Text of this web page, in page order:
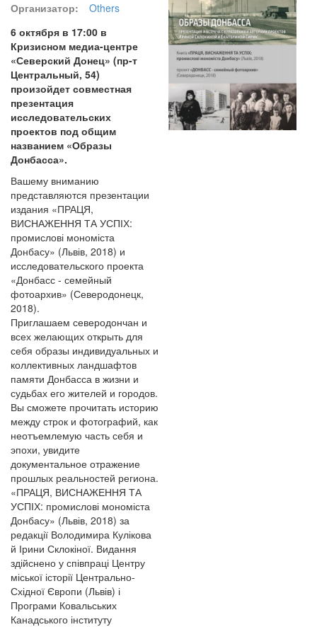
Организатор:
Others
6 октября в 17:00 в
Кризисном медиа-центре
«Северский Донец» (пр-т
Центральный, 54)
произойдет совместная
презентация
исследовательских
проектов под общим
названием «Образы
Донбасса».
Вашему вниманию
представляются презентации
издания «ПРАЦЯ,
ВИСНАЖЕННЯ ТА УСПІХ:
промислові мономіста
Донбасу» (Львів, 2018) и
исследовательского проекта
«Донбасс - семейный
фотоархив» (Северодонецк,
2018).
Приглашаем северодончан и
всех желающих открыть для
себя образы индивидуальных и
коллективных ландшафтов
памяти Донбасса в жизни и
судьбах его жителей и городов.
Вы сможете прочитать историю
между строк и фотографий, как
неотъемлемую часть себя и
эпохи, увидите
документальное отражение
прошлых реальностей региона.
«ПРАЦЯ, ВИСНАЖЕННЯ ТА
УСПІХ: промислові мономіста
Донбасу» (Львів, 2018) за
редакції Володимира Кулікова
й Ірини Склокіної. Видання
здійснено у співпраці Центру
міської історії Центрально-
Східної Європи (Львів) і
Програми Ковальських
Канадського інституту